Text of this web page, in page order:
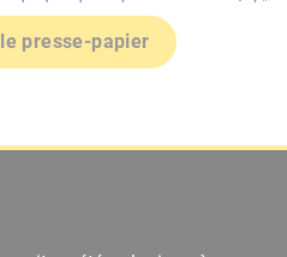
presse-papier